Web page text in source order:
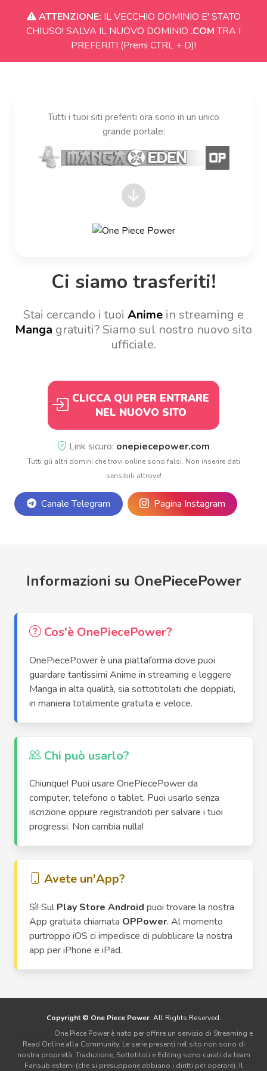
ATTENZIONE: IL VECCHIO DOMINIO E' STATO
CHIUSO! SALVA IL NUOVO DOMINIO .COMTRA I
PREFERITI (Premi CTRL + D)!
Tutti i tuoi siti preferiti ora sono in un unico
grande portale:
Ci siamo trasferiti!
Stai cercando i tuoi Anime in streaming e
Manga gratuiti? Siamo sul nostro nuovo sito
ufficiale.
CLICCA QUI PER ENTRARE
NEL NUOVO SITO
Link sicuro: onepiecepower.com
Tutti gli altri domini che trovi online sono falsi. Non inserire dati
sensibili altrove!
Canale Telegram Pagina Instagram
Informazioni su OnePiecePower
Cos'è OnePiecePower?
OnePiecePower è una piattaforma dove puoi
guardare tantissimi Anime in streaming e leggere
Manga in alta qualità, sia sottotitolati che doppiati,
in maniera totalmente gratuita e veloce.
Chi può usarlo?
Chiunque! Puoi usare OnePiecePower da
computer, telefono o tablet. Puoi usarlo senza
iscrizione oppure registrandoti per salvare i tuoi
progressi. Non cambia nulla!
Avete un'App?
Sì! Sul Play Store Android puoi trovare la nostra
App gratuita chiamata OPPower. Al momento
purtroppo iOS ci impedisce di pubblicare la nostra
app per iPhone e iPad.
Copyright © One Piece Power. All Rights Reserved.
One Piece Power è nato per offrire un servizio di Streaming e
Read Online alla Community. Le serie presenti nel sito non sono di
nostra proprietà. Traduzione, Sottotitoli e Editing sono curati da team
Fansub esterni (che si presuppone abbiano i diritti per operare). Il